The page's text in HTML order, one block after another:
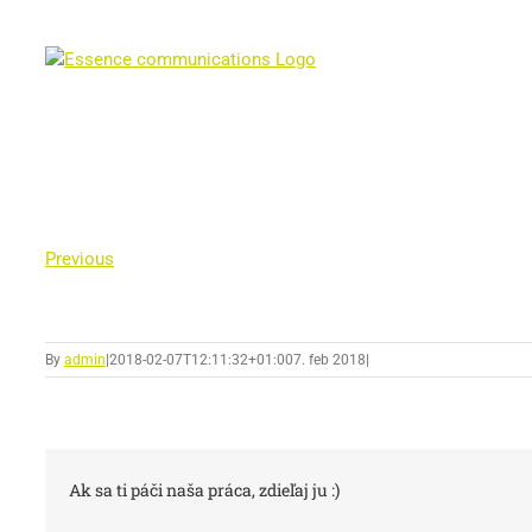
Previous
By admin 2018-02-07T12:11:32+01:007. feb 2018
Ak sa ti páči naša práca, zdieľaj ju :)